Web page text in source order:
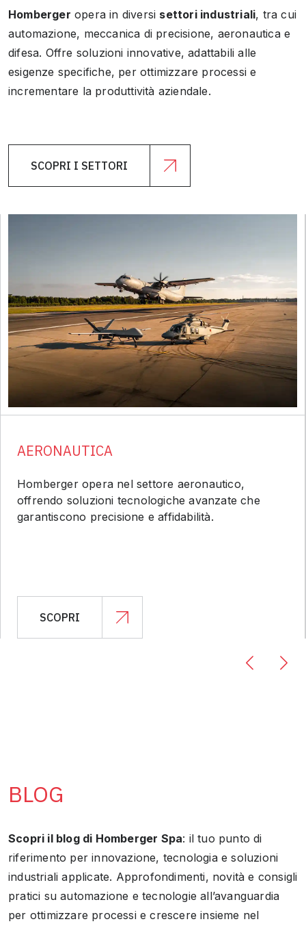
Homberger opera in diversi settori industriali, tra cui
automazione, meccanica di precisione, aeronautica e
difesa. Offre soluzioni innovative, adattabili alle
esigenze specifiche, per ottimizzare processi e
incrementare la produttività aziendale.
SCOPRI I SETTORI
AERONAUTICA
Homberger opera nel settore aeronautico,
offrendo soluzioni tecnologiche avanzate che
garantiscono precisione e affidabilità.
SCOPRI
BLOG
Scopri il blog di Homberger Spa: il tuo punto di
riferimento per innovazione, tecnologia e soluzioni
industriali applicate. Approfondimenti, novità e consigli
pratici su automazione e tecnologie all’avanguardia
per ottimizzare processi e crescere insieme nel